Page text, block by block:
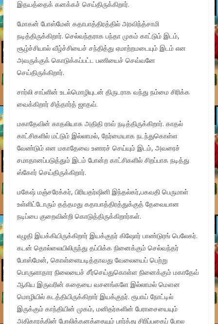
இதயத்தைக் கனக்கச் செய்திருக்கிறார்.
மோகன் போஸ்மேன் கதாபாத்திரத்தில் அரவிந்த்சாமி
நடித்திருக்கிறார். செல்வந்தராக பந்தா முகம் காட்டும் இடம்,
சூழ்ச்சியால் வீழ்ச்சியைச் சந்தித்து ஏமாற்றமடையும் இடம் என
அவருக்குக் கொடுக்கப்பட்ட பணியைச் செவ்வனே
செய்திருக்கிறார்.
சார்லி சாப்ளின் உடல்மொழியுடன் திருடராக வந்து நம்மை சிரிக்க
வைக்கிறார் சித்தார்த் ஜாதவ்.
மகாதேவின் காதலியாக அதிதி ராவ் நடித்திருக்கிறார். காதல்
காட்சிகளில் மட்டும் இல்லாமல், நேர்மையாக நடந்துகொள்ள
வேண்டும் என மகாதேவை உணரச் செய்யும் இடம், அவரைச்
சமாதானப்படுத்தும் இடம் போன்ற காட்சிகளில் சிறப்பாக நடித்து
ஸ்கோர் செய்திருக்கிறார்.
மகேஷ் மஞ்சரேக்கர், பிரியதர்ஷினி இந்தல்கர்,பகவதி பெருமாள்
உள்ளிட்டோரும் தத்தமது கதாபாத்திரத்துக்குத் தேவையான
நடிப்பை குறைவின்றி கொடுத்திருக்கிறார்கள்.
எழுதி இயக்கியிருக்கிறார் இயக்குநர் கிஷோர் பாண்டுரங் பெலேகர்.
கடன் தொல்லையிலிருந்து தப்பிக்க நினைக்கும் செல்வந்தர்
போஸ்மேன், கொள்ளையடித்தாவது வேலையைப் பெற்று
பொருளாதார நிலையைச் சீர்செய்துகொள்ள நினைக்கும் மகாதேவ்
ஆகிய இருவரின் கதையை வசனங்களே இல்லாமல் மௌன
மொழியில் கடத்தியிருக்கிறார் இயக்குநர். ரூபாய் நோட்டில்
இருக்கும் காந்தியின் முகம், மனிதர்களின் பேராசையையும்
அதிகாரத்தின் போலித்தனத்தையும் பார்த்து சிரிப்பதைப் போல